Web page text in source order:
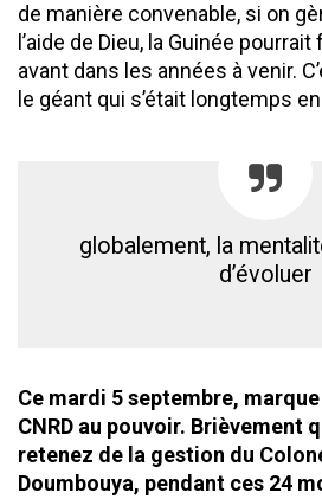
de manière convenable, si on
l’aide de Dieu, la Guinée
avant dans les années à venir.
le géant qui s’était longtemps
globalement, la
d’évoluer
Ce mardi 5 septembre,
CNRD au pouvoir. Brièvement
retenez de la gestion du
Doumbouya, pendant ces 24